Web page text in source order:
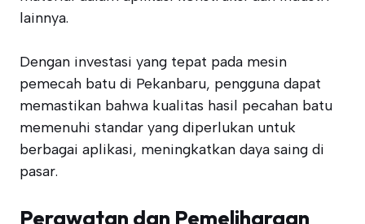
lainnya.
Dengan investasi yang tepat pada mesin
pemecah batu di Pekanbaru, pengguna dapat
memastikan bahwa kualitas hasil pecahan batu
memenuhi standar yang diperlukan untuk
berbagai aplikasi, meningkatkan daya saing di
pasar.
Perawatan dan Pemeliharaan